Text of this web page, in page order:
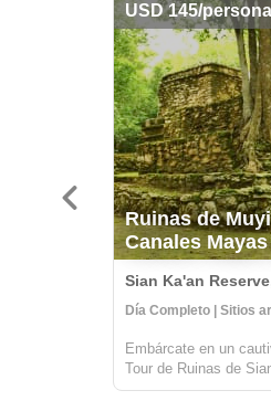
USD 145/persona
Ruinas de
Canales
Sian Ka'an
Embárcate en un
Tour de Ruinas de
combinación de